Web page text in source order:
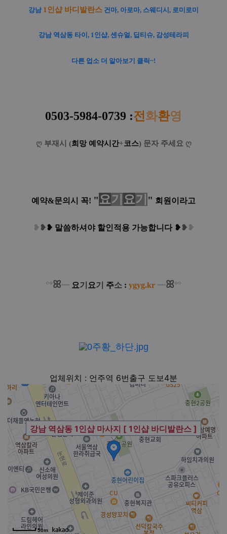
강남 1인샵 바디발란스 건마, 아로마, 스웨디시, 로미로미
강남 역삼동 타이, 1인샵, 센슈얼, 딥티슈, 감성테라피
다른 업소 더 알아보기 클릭~!
0503-5984-0739 :전화환영
ღ 부재시 (희망 예약시간+코스) 문자 주세요 ღ
예약&문의시 꼭! "요기 요기 " 회원이라고
❥ ❥❥ 말씀하셔야 할인적용 가능합니다 ❥❥ ❥
°°ꕤ┈ 요기 요기 주소 : ygyg.kr ┈ꕤ°°
업체위치 : 언주역 6번출구 도보4분
강남 역삼동 1인샵 마사지 [ 1인샵 바디발란스 ]
50m